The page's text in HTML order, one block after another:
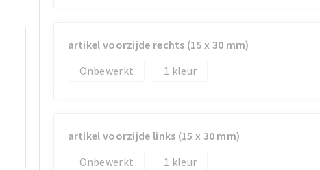
artikel voorzijde rechts (15 x 30 mm)
Onbewerkt
1
artikel voorzijde links (15 x 30 mm)
Onbewerkt
1